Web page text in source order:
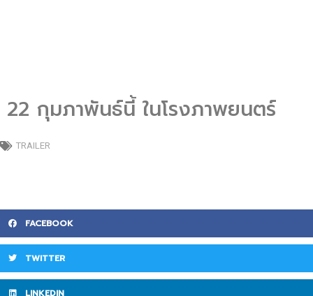
22 กุมภาพันธ์นี้ ในโรงภาพยนตร์
TRAILER
FACEBOOK
TWITTER
LINKEDIN